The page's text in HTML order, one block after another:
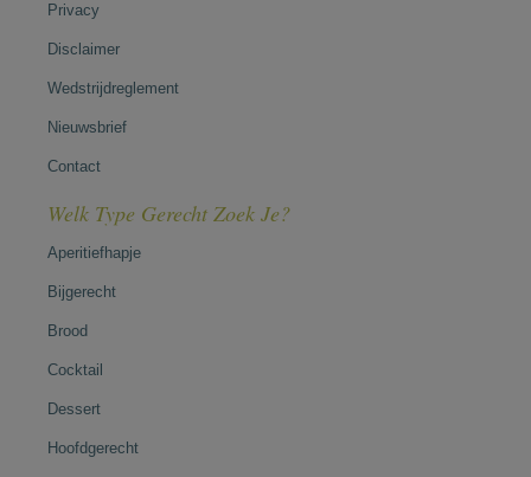
Privacy
Disclaimer
Wedstrijdreglement
Nieuwsbrief
Contact
Welk Type Gerecht Zoek Je?
Aperitiefhapje
Bijgerecht
Brood
Cocktail
Dessert
Hoofdgerecht